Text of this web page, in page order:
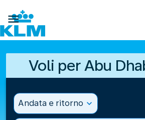

Voli per Abu
Andata e ritorno expand_more